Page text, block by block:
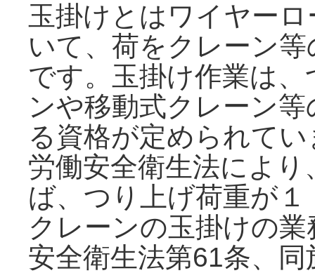
玉掛けとはワイヤー
いて、荷をクレーン
です。玉掛け作業は
ンや移動式クレーン
る資格が定められて
労働安全衛生法によ
ば、つり上げ荷重が
クレーンの玉掛けの
安全衛生法第61条、